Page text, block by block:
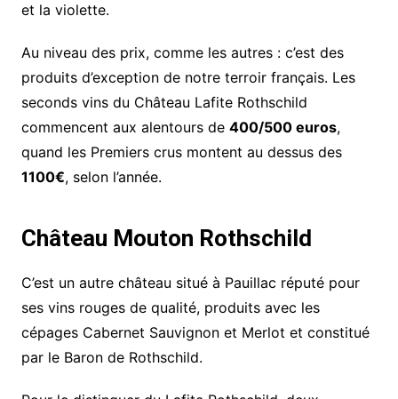
et la violette.
Au niveau des prix, comme les autres : c’est des
produits d’exception de notre terroir français. Les
seconds vins du Château Lafite Rothschild
commencent aux alentours de 400/500 euros,
quand les Premiers crus montent au dessus des
1100€, selon l’année.
Château Mouton Rothschild
C’est un autre château situé à Pauillac réputé pour
ses vins rouges de qualité, produits avec les
cépages Cabernet Sauvignon et Merlot et constitué
par le Baron de Rothschild.